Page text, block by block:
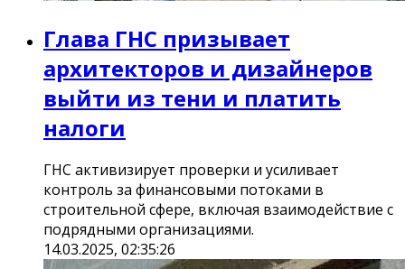
Глава ГНС призывает
архитекторов и дизайнеров
выйти из тени и платить
налоги
ГНС активизирует проверки и усиливает
контроль за финансовыми потоками в
строительной сфере, включая взаимодействие с
подрядными организациями.
14.03.2025, 02:35:26